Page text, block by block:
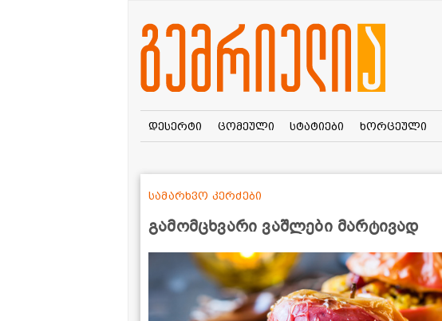
დესერტი ცომეული სტატიები ხორცეული
გამომცხვარი ვაშლები მარტივად
სამარხვო კერძები